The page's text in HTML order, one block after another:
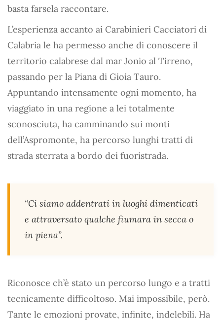
basta farsela raccontare.
L’esperienza accanto ai Carabinieri Cacciatori di
Calabria le ha permesso anche di conoscere il
territorio calabrese dal mar Jonio al Tirreno,
passando per la Piana di Gioia Tauro.
Appuntando intensamente ogni momento, ha
viaggiato in una regione a lei totalmente
sconosciuta, ha camminando sui monti
dell’Aspromonte, ha percorso lunghi tratti di
strada sterrata a bordo dei fuoristrada.
“Ci siamo addentrati in luoghi dimenticati
e attraversato qualche fiumara in secca o
in piena”.
Riconosce ch’è stato un percorso lungo e a tratti
tecnicamente difficoltoso. Mai impossibile, però.
Tante le emozioni provate, infinite, indelebili. Ha